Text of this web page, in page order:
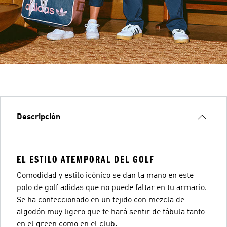
Descripción
EL ESTILO ATEMPORAL DEL GOLF
Comodidad y estilo icónico se dan la mano en este
polo de golf adidas que no puede faltar en tu armario.
Se ha confeccionado en un tejido con mezcla de
algodón muy ligero que te hará sentir de fábula tanto
en el green como en el club.